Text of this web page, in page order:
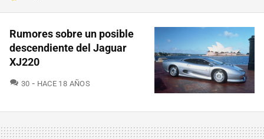
Rumores sobre un posible
descendiente del Jaguar
XJ220
30 COMENTARIOS
HACE 18 AÑOS